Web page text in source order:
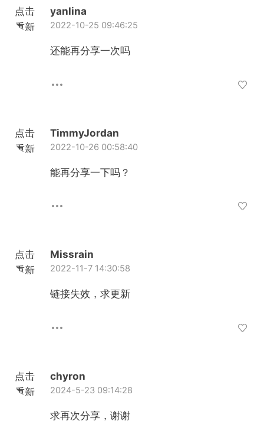
点击
重新
yanlina
2022-10-25 09:46:25
还能再分享一次吗
点击
重新
TimmyJordan
2022-10-26 00:58:40
能再分享一下吗？
点击
重新
Missrain
2022-11-7 14:30:58
链接失效，求更新
点击
重新
chyron
2024-5-23 09:14:28
求再次分享，谢谢